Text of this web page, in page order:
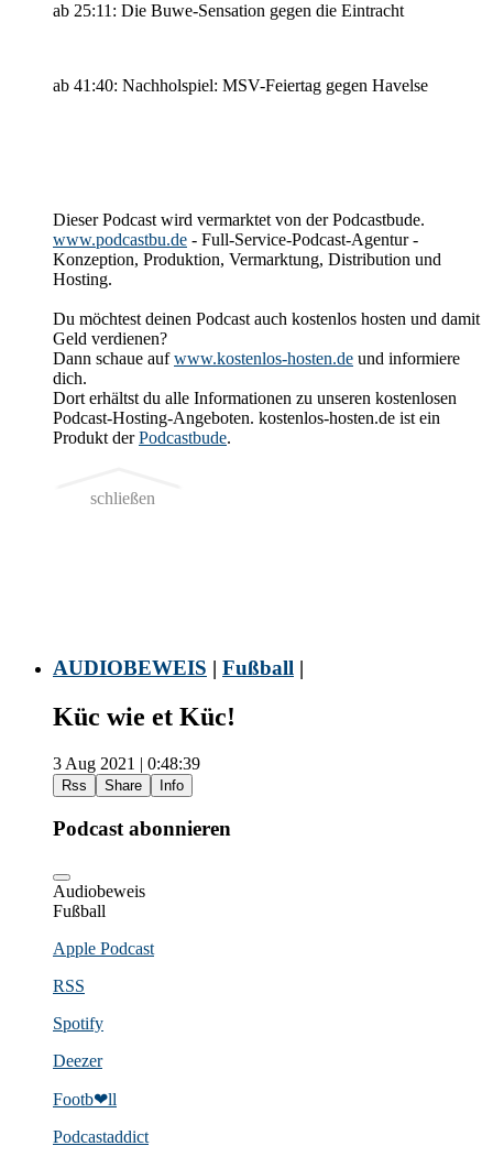
ab 25:11: Die Buwe-Sensation gegen die Eintracht
ab 41:40: Nachholspiel: MSV-Feiertag gegen Havelse
Dieser Podcast wird vermarktet von der Podcastbude.
www.podcastbu.de - Full-Service-Podcast-Agentur -
Konzeption, Produktion, Vermarktung, Distribution und
Hosting.
Du möchtest deinen Podcast auch kostenlos hosten und damit
Geld verdienen?
Dann schaue aufwww.kostenlos-hosten.de und informiere
dich.
Dort erhältst du alle Informationen zu unseren kostenlosen
Podcast-Hosting-Angeboten. kostenlos-hosten.de ist ein
Produkt derPodcastbude.
schließen
AUDIOBEWEIS | Fußball |
Küc wie et Küc!
3 Aug 2021 | 0:48:39
Rss Share Info
Podcast abonnieren
Audiobeweis
Fußball
Apple Podcast
RSS
Spotify
Deezer
Footb❤ll
Podcast­addict